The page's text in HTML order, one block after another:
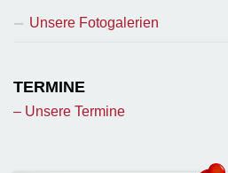
Unsere Fotogalerien
TERMINE
– Unsere Termine